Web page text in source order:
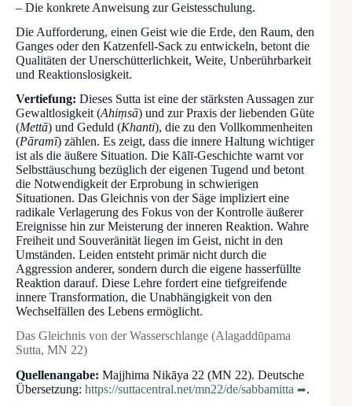
– Die konkrete Anweisung zur Geistesschulung.
Die Aufforderung, einen Geist wie die Erde, den Raum, den
Ganges oder den Katzenfell-Sack zu entwickeln, betont die
Qualitäten der Unerschütterlichkeit, Weite, Unberührbarkeit
und Reaktionslosigkeit.
Vertiefung: Dieses Sutta ist eine der stärksten Aussagen zur
Gewaltlosigkeit (Ahiṃsā) und zur Praxis der liebenden Güte
(Mettā) und Geduld (Khanti), die zu den Vollkommenheiten
(Pāramī) zählen. Es zeigt, dass die innere Haltung wichtiger
ist als die äußere Situation. Die Kālī-Geschichte warnt vor
Selbsttäuschung bezüglich der eigenen Tugend und betont
die Notwendigkeit der Erprobung in schwierigen
Situationen. Das Gleichnis von der Säge impliziert eine
radikale Verlagerung des Fokus von der Kontrolle äußerer
Ereignisse hin zur Meisterung der inneren Reaktion. Wahre
Freiheit und Souveränität liegen im Geist, nicht in den
Umständen. Leiden entsteht primär nicht durch die
Aggression anderer, sondern durch die eigene hasserfüllte
Reaktion darauf. Diese Lehre fordert eine tiefgreifende
innere Transformation, die Unabhängigkeit von den
Wechselfällen des Lebens ermöglicht.
Das Gleichnis von der Wasserschlange (Alagaddūpama
Sutta, MN 22)
Quellenangabe: Majjhima Nikāya 22 (MN 22). Deutsche
Übersetzung: https://suttacentral.net/mn22/de/sabbamitta
.